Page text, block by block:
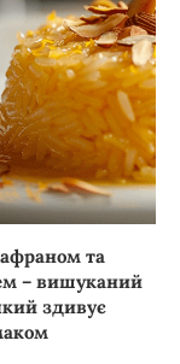
та
– вишуканий
здивує